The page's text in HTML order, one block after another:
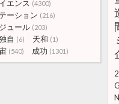
エンス (4300)
ーション (216)
ュール (203)
自 (6) 天和 (1)
(540) 成功 (1301)